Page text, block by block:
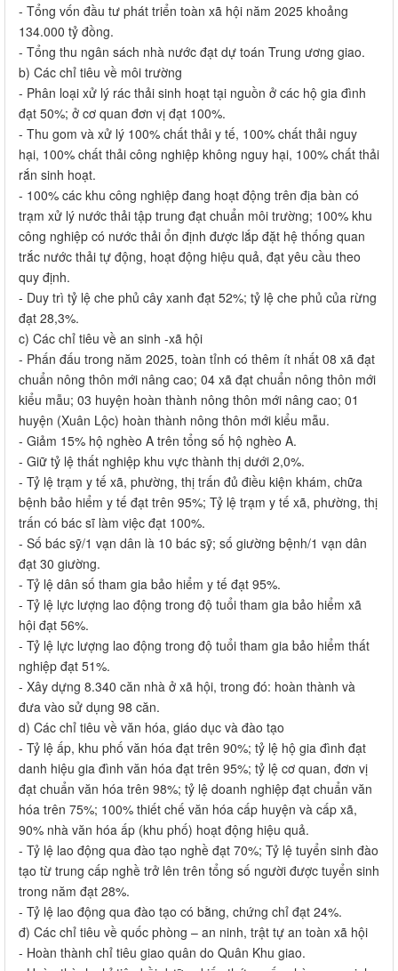
- Tổng vốn đầu tư phát triển toàn xã hội năm 2025 khoảng
134.000 tỷ đồng.
- Tổng thu ngân sách nhà nước đạt dự toán Trung ương giao.
b) Các chỉ tiêu về môi trường
- Phân loại xử lý rác thải sinh hoạt tại nguồn ở các hộ gia đình
đạt 50%; ở cơ quan đơn vị đạt 100%.
- Thu gom và xử lý 100% chất thải y tế, 100% chất thải nguy
hại, 100% chất thải công nghiệp không nguy hại, 100% chất thải
rắn sinh hoạt.
- 100% các khu công nghiệp đang hoạt động trên địa bàn có
trạm xử lý nước thải tập trung đạt chuẩn môi trường; 100% khu
công nghiệp có nước thải ổn định được lắp đặt hệ thống quan
trắc nước thải tự động, hoạt động hiệu quả, đạt yêu cầu theo
quy định.
- Duy trì tỷ lệ che phủ cây xanh đạt 52%; tỷ lệ che phủ của rừng
đạt 28,3%.
c) Các chỉ tiêu về an sinh -xã hội
- Phấn đấu trong năm 2025, toàn tỉnh có thêm ít nhất 08 xã đạt
chuẩn nông thôn mới nâng cao; 04 xã đạt chuẩn nông thôn mới
kiểu mẫu; 03 huyện hoàn thành nông thôn mới nâng cao; 01
huyện (Xuân Lộc) hoàn thành nông thôn mới kiểu mẫu.
- Giảm 15% hộ nghèo A trên tổng số hộ nghèo A.
- Giữ tỷ lệ thất nghiệp khu vực thành thị dưới 2,0%.
- Tỷ lệ trạm y tế xã, phường, thị trấn đủ điều kiện khám, chữa
bệnh bảo hiểm y tế đạt trên 95%; Tỷ lệ trạm y tế xã, phường, thị
trấn có bác sĩ làm việc đạt 100%.
- Số bác sỹ/1 vạn dân là 10 bác sỹ; số giường bệnh/1 vạn dân
đạt 30 giường.
- Tỷ lệ dân số tham gia bảo hiểm y tế đạt 95%.
- Tỷ lệ lực lượng lao động trong độ tuổi tham gia bảo hiểm xã
hội đạt 56%.
- Tỷ lệ lực lượng lao động trong độ tuổi tham gia bảo hiểm thất
nghiệp đạt 51%.
- Xây dựng 8.340 căn nhà ở xã hội, trong đó: hoàn thành và
đưa vào sử dụng 98 căn.
d) Các chỉ tiêu về văn hóa, giáo dục và đào tạo
- Tỷ lệ ấp, khu phố văn hóa đạt trên 90%; tỷ lệ hộ gia đình đạt
danh hiệu gia đình văn hóa đạt trên 95%; tỷ lệ cơ quan, đơn vị
đạt chuẩn văn hóa trên 98%; tỷ lệ doanh nghiệp đạt chuẩn văn
hóa trên 75%; 100% thiết chế văn hóa cấp huyện và cấp xã,
90% nhà văn hóa ấp (khu phố) hoạt động hiệu quả.
- Tỷ lệ lao động qua đào tạo nghề đạt 70%; Tỷ lệ tuyển sinh đào
tạo từ trung cấp nghề trở lên trên tổng số người được tuyển sinh
trong năm đạt 28%.
- Tỷ lệ lao động qua đào tạo có bằng, chứng chỉ đạt 24%.
đ) Các chỉ tiêu về quốc phòng – an ninh, trật tự an toàn xã hội
- Hoàn thành chỉ tiêu giao quân do Quân Khu giao.